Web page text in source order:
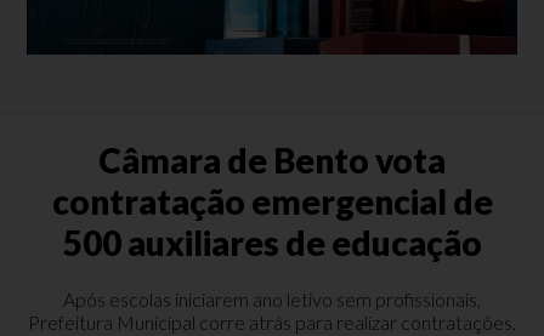
Câmara de Bento vota
contratação emergencial de
500 auxiliares de educação
Após escolas iniciarem ano letivo sem profissionais,
Prefeitura Municipal corre atrás para realizar contratações.